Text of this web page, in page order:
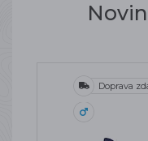
Doprava